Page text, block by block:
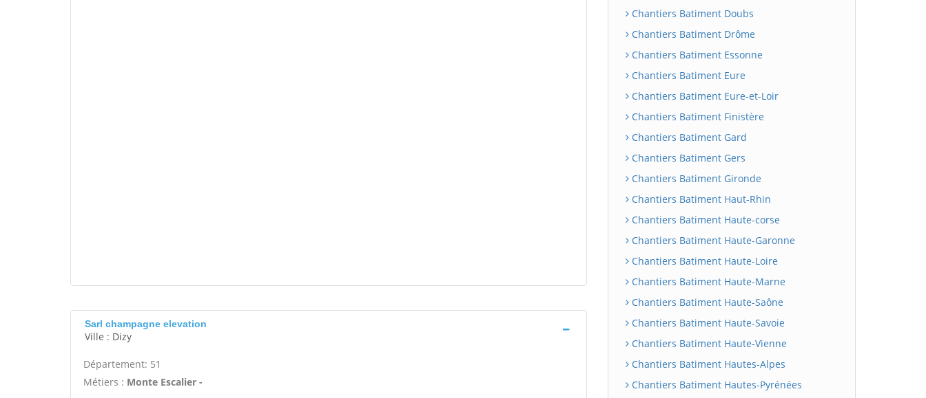
Sarl champagne elevation
Ville : Dizy
Département: 51
Métiers : Monte Escalier -
Chantiers Batiment Doubs
Chantiers Batiment Drôme
Chantiers Batiment Essonne
Chantiers Batiment Eure
Chantiers Batiment Eure-et-Loir
Chantiers Batiment Finistère
Chantiers Batiment Gard
Chantiers Batiment Gers
Chantiers Batiment Gironde
Chantiers Batiment Haut-Rhin
Chantiers Batiment Haute-corse
Chantiers Batiment Haute-Garonne
Chantiers Batiment Haute-Loire
Chantiers Batiment Haute-Marne
Chantiers Batiment Haute-Saône
Chantiers Batiment Haute-Savoie
Chantiers Batiment Haute-Vienne
Chantiers Batiment Hautes-Alpes
Chantiers Batiment Hautes-Pyrénées